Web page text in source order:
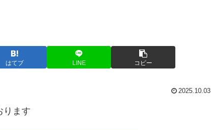
はてブ LINE コピー
2025.10.03
ります